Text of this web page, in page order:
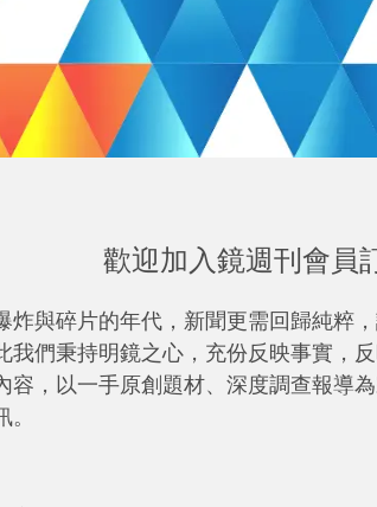
歡迎加入鏡週刊會員
炸與碎片的年代，新聞更需回歸純粹
我們秉持明鏡之心，充份反映事實，
容，以一手原創題材、深度調查報導